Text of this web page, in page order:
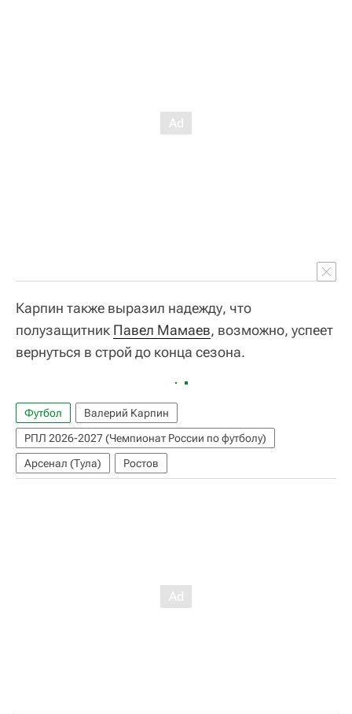
Карпин также выразил надежду, что
полузащитник Павел Мамаев, возможно, успеет
вернуться в строй до конца сезона.
Футбол
Валерий Карпин
РПЛ 2026-2027 (Чемпионат России по футболу)
Арсенал (Тула)
Ростов